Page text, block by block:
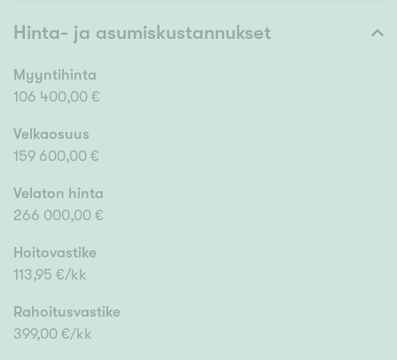
Hinta- ja asumiskustannukset
Myyntihinta
106 400,00 €
Velkaosuus
159 600,00 €
Velaton hinta
266 000,00 €
Hoitovastike
113,95 €/kk
Rahoitusvastike
399,00 €/kk